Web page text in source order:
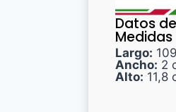
Datos
Medidas
Largo:
Ancho: 2
Alto: 11,8